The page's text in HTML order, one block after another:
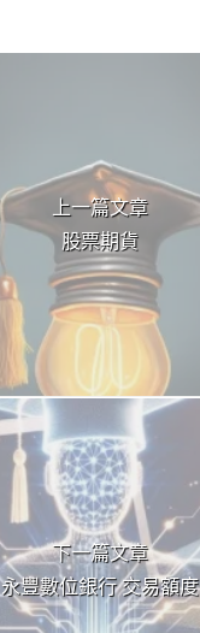
上一篇文章
股票期貨
下一篇文章
永豐數位銀行 交易額度